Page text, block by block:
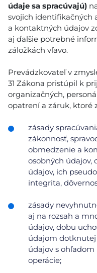
údaje sa spracúvajú)
svojich identifikačných
a kontaktných údajov
aj ďalšie potrebné
záložkách vľavo.
Prevádzkovateľ v
31 Zákona pristúpil k
organizačných,
opatrení a záruk, ktoré
zásady
zákonnosť,
obmedzenie a
osobných údajov,
údajov, ich
integrita,
zásady
aj na rozsah a
údajov, dobu
údajom dotknutej
údajov s ohľadom
operácie;